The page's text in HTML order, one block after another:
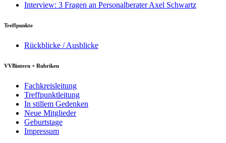
Interview: 3 Fragen an Personalberater Axel Schwartz
Treffpunkte
Rückblicke / Ausblicke
VVBintern + Rubriken
Fachkreisleitung
Treffpunktleitung
In stillem Gedenken
Neue Mitglieder
Geburtstage
Impressum